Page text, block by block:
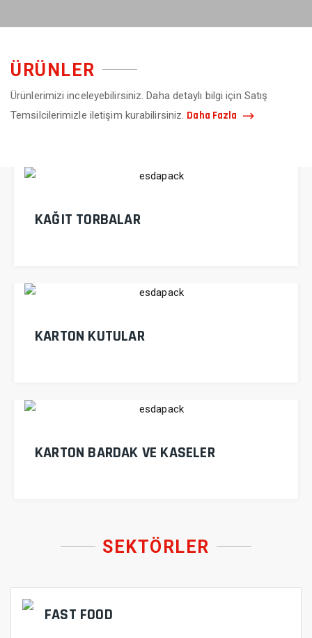
ÜRÜNLER
Ürünlerimizi inceleyebilirsiniz. Daha detaylı bilgi için Satış
Temsilcilerimizle iletişim kurabilirsiniz. Daha Fazla
KAĞIT TORBALAR
KARTON KUTULAR
KARTON BARDAK VE KASELER
SEKTÖRLER
FAST FOOD